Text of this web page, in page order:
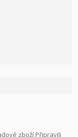
zboží Připravili